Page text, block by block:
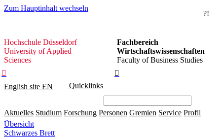
Zum Hauptinhalt wechseln
?!
Hochschule
Düsseldorf
Hochschule Düsseldorf
University of Applied
Sciences
Fachbereich
Wirtschaftswissenschaften
Faculty of Business Studies


English site EN Quicklinks
Aktuelles Studium Forschung Personen Gremien Service Profil
Übersicht
Schwarzes Brett